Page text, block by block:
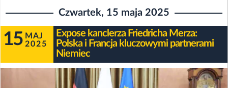
Czwartek, 15 maja 2025
15 MAJ
2025
Expose kanclerza Friedricha Merza:
Polska i Francja kluczowymi partnerami
Niemiec